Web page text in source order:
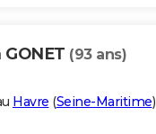
(93 ans)
Havre (Seine-Maritime)